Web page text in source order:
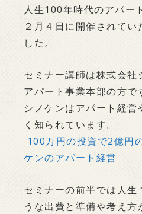
人生100年時代のアパー
２月４日に開催されてい
した。
セミナー講師は株式会社
アパート事業本部の方で
シノケンはアパート経営
く知られています。
100万円の投資で2億円
ケンのアパート経営
セミナーの前半では人生
うな出費と準備や考え